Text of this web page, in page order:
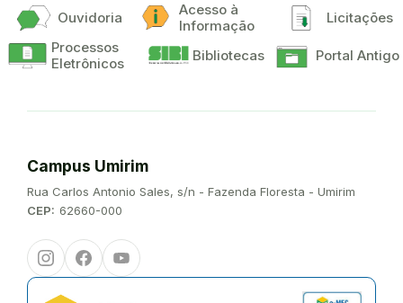
Ouvidoria
Acesso à
Informação
Licitações
Processos
Eletrônicos
Bibliotecas Portal Antigo
Campus Umirim
Endereço:
Rua Carlos Antonio Sales, s/n - Fazenda Floresta - Umirim
CEP: 62660-000
InstagramFacebookYoutube